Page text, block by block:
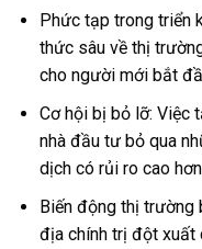
Phức tạp trong triển
thức sâu về thị
cho người mới bắt
Cơ hội bị bỏ lỡ: Việc
nhà đầu tư bỏ qua
dịch có rủi ro cao
Biến động thị trường
địa chính trị đột xuất